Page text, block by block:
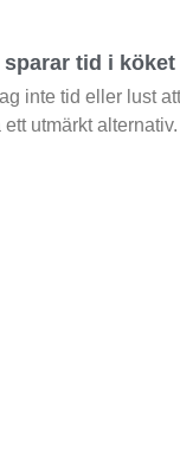
tid i köket
inte tid eller lust
utmärkt